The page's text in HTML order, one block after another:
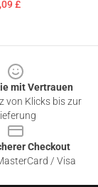
£
mit Vertrauen
von Klicks bis zur
Checkout
/ Visa